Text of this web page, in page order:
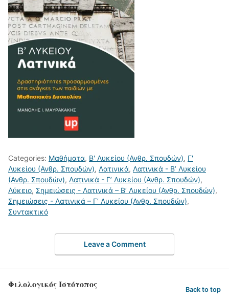
Categories: Μαθήματα, Β' Λυκείου (Ανθρ. Σπουδών), Γ'
Λυκείου (Ανθρ. Σπουδών), Λατινικά, Λατινικά - Β’ Λυκείου
(Ανθρ. Σπουδών), Λατινικά - Γ’ Λυκείου (Ανθρ. Σπουδών),
Λύκειο, Σημειώσεις - Λατινικά – Β’ Λυκείου (Ανθρ. Σπουδών),
Σημειώσεις - Λατινικά – Γ’ Λυκείου (Ανθρ. Σπουδών),
Συντακτικό
Leave a Comment
Φιλολογικός Ιστότοπος Back to top